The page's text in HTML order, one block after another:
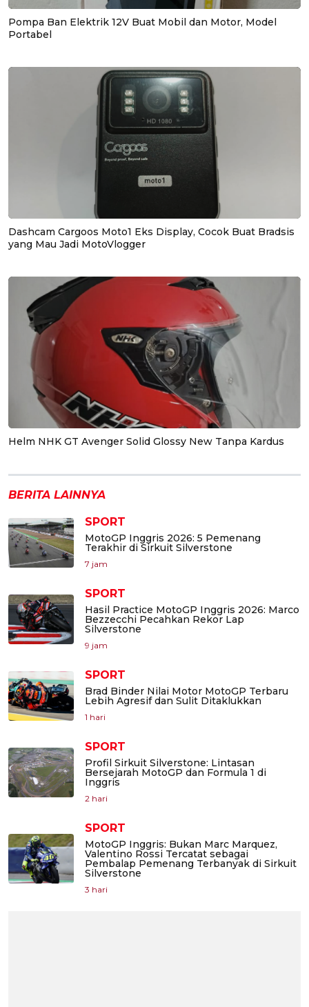
Pompa Ban Elektrik 12V Buat Mobil dan Motor, Model
Portabel
Dashcam Cargoos Moto1 Eks Display, Cocok Buat Bradsis
yang Mau Jadi MotoVlogger
Helm NHK GT Avenger Solid Glossy New Tanpa Kardus
BERITA LAINNYA
SPORT
MotoGP Inggris 2026: 5 Pemenang
Terakhir di Sirkuit Silverstone
7 jam
SPORT
Hasil Practice MotoGP Inggris 2026: Marco
Bezzecchi Pecahkan Rekor Lap
Silverstone
9 jam
SPORT
Brad Binder Nilai Motor MotoGP Terbaru
Lebih Agresif dan Sulit Ditaklukkan
1 hari
SPORT
Profil Sirkuit Silverstone: Lintasan
Bersejarah MotoGP dan Formula 1 di
Inggris
2 hari
SPORT
MotoGP Inggris: Bukan Marc Marquez,
Valentino Rossi Tercatat sebagai
Pembalap Pemenang Terbanyak di Sirkuit
Silverstone
3 hari